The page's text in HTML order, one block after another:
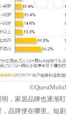
，家居品牌也逐渐盯
品牌便在哪里。短